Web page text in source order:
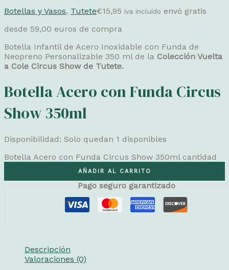
Botellas y Vasos, Tutete€15,95 iva incluído envó gratis
desde 59,00 euros de compra
Botella Infantil de Acero Inoxidable con Funda de
Neopreno Personalizable 350 ml de la Colección Vuelta
a Cole Circus Show de Tutete.
Botella Acero con Funda Circus
Show 350ml
Disponibilidad: Solo quedan 1 disponibles
Botella Acero con Funda Circus Show 350ml cantidad
AÑADIR AL CARRITO
Pago seguro garantizado
Descripción
Valoraciones (0)